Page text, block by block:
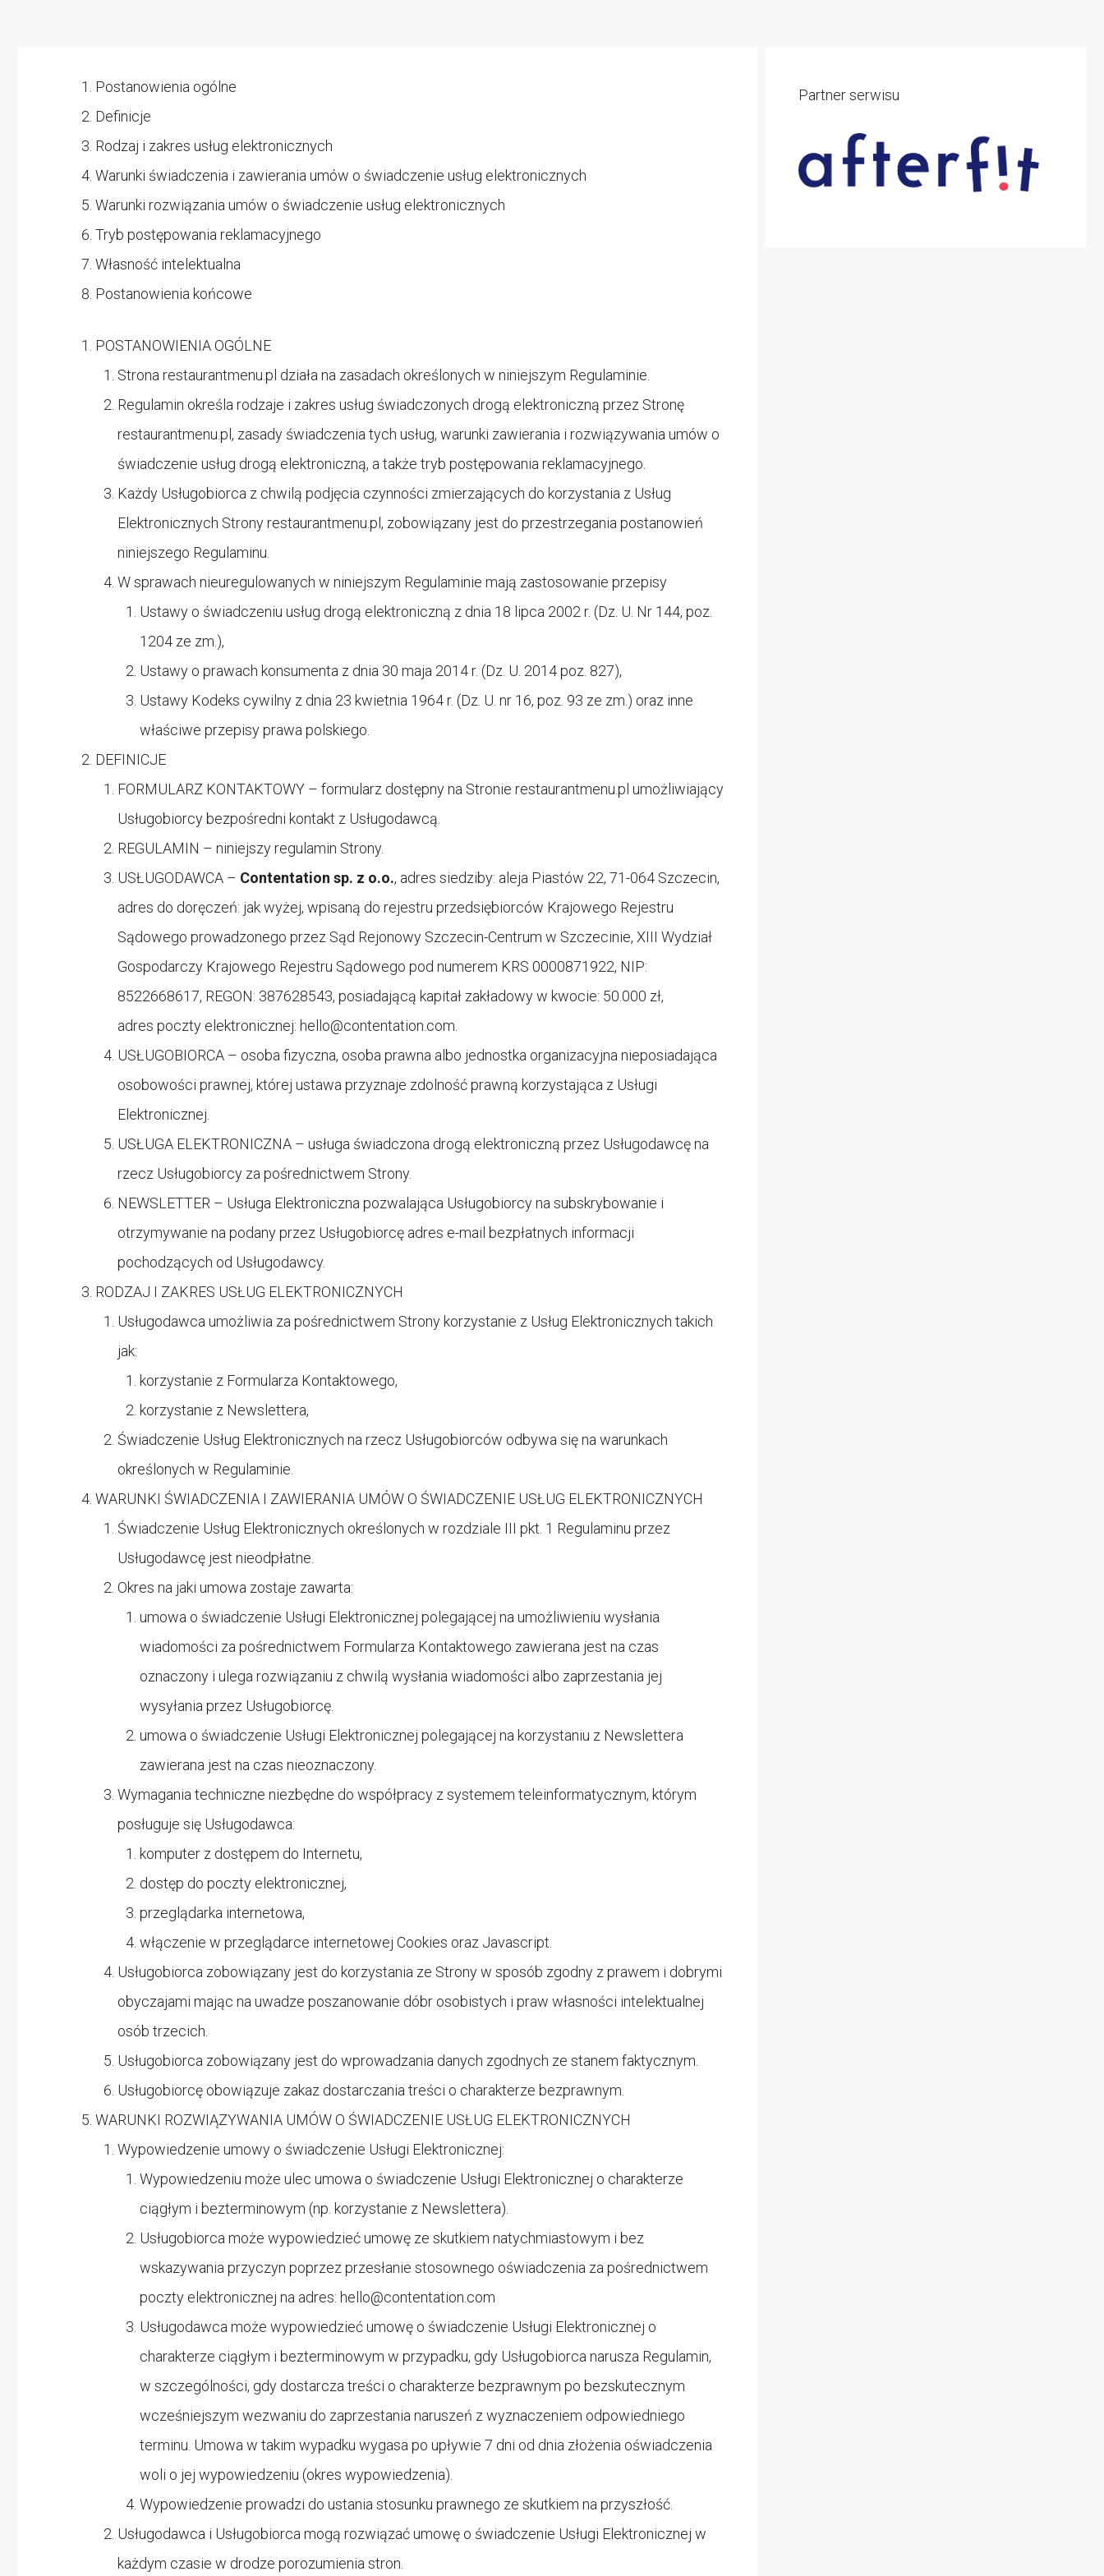
Postanowienia ogólne
Definicje
Rodzaj i zakres usług elektronicznych
Warunki świadczenia i zawierania umów o świadczenie usług elektronicznych
Warunki rozwiązania umów o świadczenie usług elektronicznych
Tryb postępowania reklamacyjnego
Własność intelektualna
Postanowienia końcowe
POSTANOWIENIA OGÓLNE
Strona restaurantmenu.pl działa na zasadach określonych w niniejszym Regulaminie.
Regulamin określa rodzaje i zakres usług świadczonych drogą elektroniczną przez Stronę
restaurantmenu.pl, zasady świadczenia tych usług, warunki zawierania i rozwiązywania umów o
świadczenie usług drogą elektroniczną, a także tryb postępowania reklamacyjnego.
Każdy Usługobiorca z chwilą podjęcia czynności zmierzających do korzystania z Usług
Elektronicznych Stronyrestaurantmenu.pl, zobowiązany jest do przestrzegania postanowień
niniejszego Regulaminu.
W sprawach nieuregulowanych w niniejszym Regulaminie mają zastosowanie przepisy
Ustawy o świadczeniu usług drogą elektroniczną z dnia 18 lipca 2002 r. (Dz. U. Nr 144, poz.
1204 ze zm.),
Ustawy o prawach konsumenta z dnia 30 maja 2014 r. (Dz. U. 2014 poz. 827),
Ustawy Kodeks cywilny z dnia 23 kwietnia 1964 r. (Dz. U. nr 16, poz. 93 ze zm.) oraz inne
właściwe przepisy prawa polskiego.
DEFINICJE
FORMULARZ KONTAKTOWY – formularz dostępny na Stronie restaurantmenu.pl umożliwiający
Usługobiorcy bezpośredni kontakt z Usługodawcą.
REGULAMIN – niniejszy regulamin Strony.
USŁUGODAWCA – Contentation sp. z o.o., adres siedziby: aleja Piastów 22, 71-064 Szczecin,
adres do doręczeń: jak wyżej, wpisaną do rejestru przedsiębiorców Krajowego Rejestru
Sądowego prowadzonego przez Sąd Rejonowy Szczecin-Centrum w Szczecinie, XIII Wydział
Gospodarczy Krajowego Rejestru Sądowego pod numerem KRS 0000871922, NIP:
8522668617, REGON: 387628543, posiadającą kapitał zakładowy w kwocie: 50.000 zł,
adres poczty elektronicznej: hello@contentation.com
USŁUGOBIORCA – osoba fizyczna, osoba prawna albo jednostka organizacyjna nieposiadająca
osobowości prawnej, której ustawa przyznaje zdolność prawną korzystająca z Usługi
Elektronicznej.
USŁUGA ELEKTRONICZNA – usługa świadczona drogą elektroniczną przez Usługodawcę na
rzecz Usługobiorcy za pośrednictwem Strony.
NEWSLETTER – Usługa Elektroniczna pozwalająca Usługobiorcy na subskrybowanie i
otrzymywanie na podany przez Usługobiorcę adres e-mail bezpłatnych informacji
pochodzących od Usługodawcy.
RODZAJ I ZAKRES USŁUG ELEKTRONICZNYCH
Usługodawca umożliwia za pośrednictwem Strony korzystanie z Usług Elektronicznych takich
jak:
korzystanie z Formularza Kontaktowego,
korzystanie z Newslettera,
Świadczenie Usług Elektronicznych na rzecz Usługobiorców odbywa się na warunkach
określonych w Regulaminie.
WARUNKI ŚWIADCZENIA I ZAWIERANIA UMÓW O ŚWIADCZENIE USŁUG ELEKTRONICZNYCH
Świadczenie Usług Elektronicznych określonych w rozdziale III pkt. 1 Regulaminu przez
Usługodawcę jest nieodpłatne.
Okres na jaki umowa zostaje zawarta:
umowa o świadczenie Usługi Elektronicznej polegającej na umożliwieniu wysłania
wiadomości za pośrednictwem Formularza Kontaktowego zawierana jest na czas
oznaczony i ulega rozwiązaniu z chwilą wysłania wiadomości albo zaprzestania jej
wysyłania przez Usługobiorcę.
umowa o świadczenie Usługi Elektronicznej polegającej na korzystaniu z Newslettera
zawierana jest na czas nieoznaczony.
Wymagania techniczne niezbędne do współpracy z systemem teleinformatycznym, którym
posługuje się Usługodawca:
komputer z dostępem do Internetu,
dostęp do poczty elektronicznej,
przeglądarka internetowa,
włączenie w przeglądarce internetowej Cookies oraz Javascript.
Usługobiorca zobowiązany jest do korzystania ze Strony w sposób zgodny z prawem i dobrymi
obyczajami mając na uwadze poszanowanie dóbr osobistych i praw własności intelektualnej
osób trzecich.
Usługobiorca zobowiązany jest do wprowadzania danych zgodnych ze stanem faktycznym.
Usługobiorcę obowiązuje zakaz dostarczania treści o charakterze bezprawnym.
WARUNKI ROZWIĄZYWANIA UMÓW O ŚWIADCZENIE USŁUG ELEKTRONICZNYCH
Wypowiedzenie umowy o świadczenie Usługi Elektronicznej:
Wypowiedzeniu może ulec umowa o świadczenie Usługi Elektronicznej o charakterze
ciągłym i bezterminowym (np. korzystanie z Newslettera).
Usługobiorca może wypowiedzieć umowę ze skutkiem natychmiastowym i bez
wskazywania przyczyn poprzez przesłanie stosownego oświadczenia za pośrednictwem
poczty elektronicznej na adres: hello@contentation.com
Usługodawca może wypowiedzieć umowę o świadczenie Usługi Elektronicznej o
charakterze ciągłym i bezterminowym w przypadku, gdy Usługobiorca narusza Regulamin,
w szczególności, gdy dostarcza treści o charakterze bezprawnym po bezskutecznym
wcześniejszym wezwaniu do zaprzestania naruszeń z wyznaczeniem odpowiedniego
terminu. Umowa w takim wypadku wygasa po upływie 7 dni od dnia złożenia oświadczenia
woli o jej wypowiedzeniu (okres wypowiedzenia).
Wypowiedzenie prowadzi do ustania stosunku prawnego ze skutkiem na przyszłość.
Usługodawca i Usługobiorca mogą rozwiązać umowę o świadczenie Usługi Elektronicznej w
każdym czasie w drodze porozumienia stron.
Partner serwisu